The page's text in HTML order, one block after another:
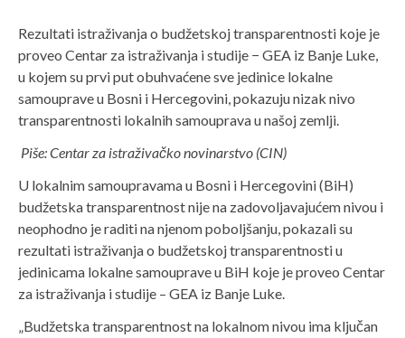
Rezultati istraživanja o budžetskoj transparentnosti koje je
proveo Centar za istraživanja i studije − GEA iz Banje Luke,
u kojem su prvi put obuhvaćene sve jedinice lokalne
samouprave u Bosni i Hercegovini, pokazuju nizak nivo
transparentnosti lokalnih samouprava u našoj zemlji.
Piše: Centar za istraživačko novinarstvo (CIN)
U lokalnim samoupravama u Bosni i Hercegovini (BiH)
budžetska transparentnost nije na zadovoljavajućem nivou i
neophodno je raditi na njenom poboljšanju, pokazali su
rezultati istraživanja o budžetskoj transparentnosti u
jedinicama lokalne samouprave u BiH koje je proveo Centar
za istraživanja i studije – GEA iz Banje Luke.
„Budžetska transparentnost na lokalnom nivou ima ključan